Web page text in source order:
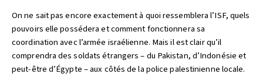
On ne sait pas encore exactement à quoi ressemblera l’ISF, quels
pouvoirs elle possédera et comment fonctionnera sa
coordination avec l’armée israélienne. Mais il est clair qu’il
comprendra des soldats étrangers – du Pakistan, d’Indonésie et
peut-être d’Égypte – aux côtés de la police palestinienne locale.